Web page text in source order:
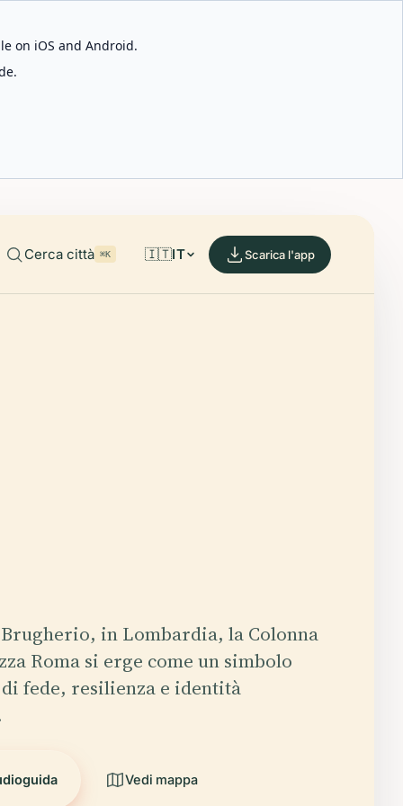
on iOS and Android.
Cerca città ⌘K 🇮🇹IT Scarica l'app
in Lombardia, la Colonna
Roma si erge come un simbolo
fede, resilienza e identità
Vedi mappa